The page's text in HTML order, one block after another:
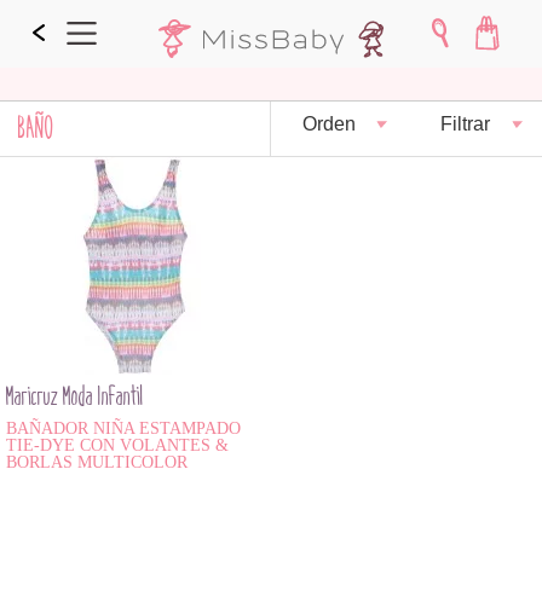
BAÑO Orden Filtrar
Maricruz Moda Infantil
BAÑADOR NIÑA ESTAMPADO
TIE-DYE CON VOLANTES &
BORLAS MULTICOLOR